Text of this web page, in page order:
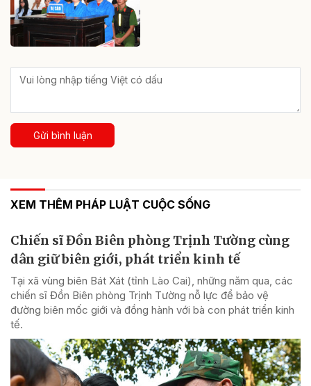
Gửi bình luận
XEM THÊM PHÁP LUẬT CUỘC SỐNG
Chiến sĩ Đồn Biên phòng Trịnh Tường cùng
dân giữ biên giới, phát triển kinh tế
Tại xã vùng biên Bát Xát (tỉnh Lào Cai), những năm qua, các
chiến sĩ Đồn Biên phòng Trịnh Tường nỗ lực để bảo vệ
đường biên mốc giới và đồng hành với bà con phát triển kinh
tế.